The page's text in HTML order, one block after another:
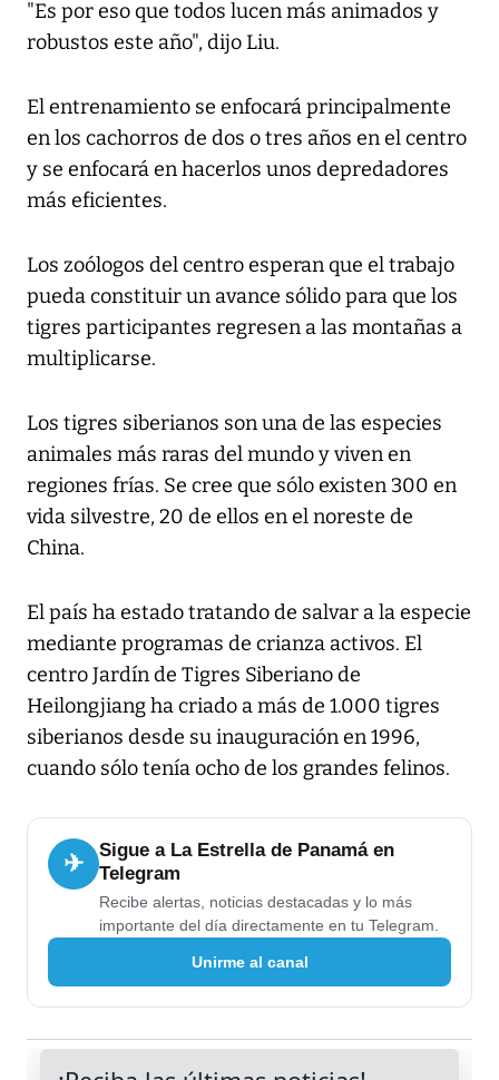
"Es por eso que todos lucen más animados y
robustos este año", dijo Liu.
El entrenamiento se enfocará principalmente
en los cachorros de dos o tres años en el centro
y se enfocará en hacerlos unos depredadores
más eficientes.
Los zoólogos del centro esperan que el trabajo
pueda constituir un avance sólido para que los
tigres participantes regresen a las montañas a
multiplicarse.
Los tigres siberianos son una de las especies
animales más raras del mundo y viven en
regiones frías. Se cree que sólo existen 300 en
vida silvestre, 20 de ellos en el noreste de
China.
El país ha estado tratando de salvar a la especie
mediante programas de crianza activos. El
centro Jardín de Tigres Siberiano de
Heilongjiang ha criado a más de 1.000 tigres
siberianos desde su inauguración en 1996,
cuando sólo tenía ocho de los grandes felinos.
✈
Sigue a La Estrella de Panamá en
Telegram
Recibe alertas, noticias destacadas y lo más
importante del día directamente en tu Telegram.
Unirme al canal